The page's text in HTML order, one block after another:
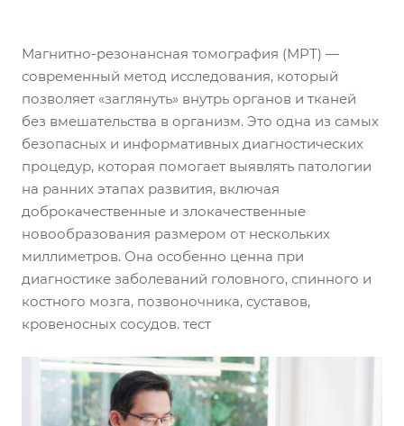
Магнитно-резонансная томография (МРТ) —
современный метод исследования, который
позволяет «заглянуть» внутрь органов и тканей
без вмешательства в организм. Это одна из самых
безопасных и информативных диагностических
процедур, которая помогает выявлять патологии
на ранних этапах развития, включая
доброкачественные и злокачественные
новообразования размером от нескольких
миллиметров. Она особенно ценна при
диагностике заболеваний головного, спинного и
костного мозга, позвоночника, суставов,
кровеносных сосудов. тест